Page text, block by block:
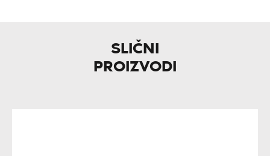
SLIČNI
PROIZVODI